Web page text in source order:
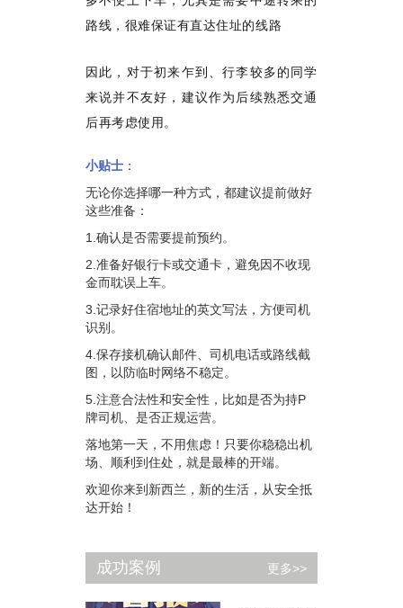
路线，很难保证有直达住址的线路
因此，对于初来乍到、行李较多的同学
来说并不友好，建议作为后续熟悉交通
后再考虑使用。
小贴士 ：
无论你选择哪一种方式，都建议提前做好
这些准备：
1.确认是否需要提前预约。
2.准备好银行卡或交通卡，避免因不收现
金而耽误上车。
3.记录好住宿地址的英文写法，方便司机
识别。
4.保存接机确认邮件、司机电话或路线截
图，以防临时网络不稳定。
5.注意合法性和安全性，比如是否为持P
牌司机、是否正规运营。
落地第一天，不用焦虑！只要你稳稳出机
场、顺利到住处，就是最棒的开端。
欢迎你来到新西兰，新的生活，从安全抵
达开始！
成功案例 更多>>